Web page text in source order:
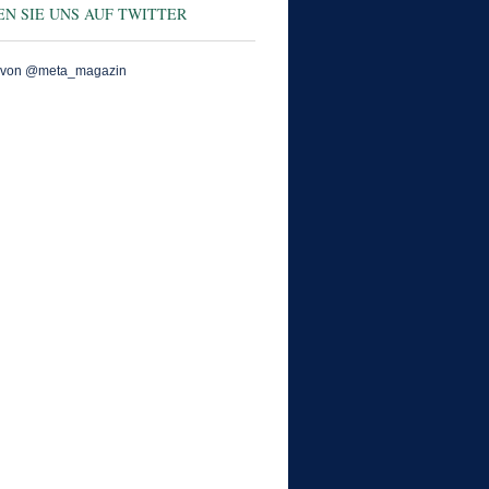
SIE UNS AUF TWITTER
@meta_magazin